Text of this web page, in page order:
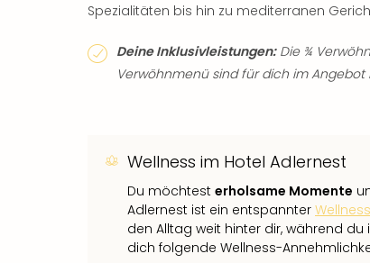
Spezialitäten bis hin zu mediterranen
Deine Inklusivleistungen:Die ¾
Verwöhnmenü sind für dich im Angebot
Wellness im Hotel Adlernest
Du möchtest erholsame Momente
Adlernest ist ein entspannter
den Alltag weit hinter dir, während du
dich folgende Wellness-